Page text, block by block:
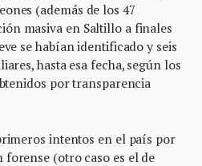
(además de los 47
masiva en Saltillo a finales
se habían identificado y seis
hasta esa fecha, según los
por transparencia
intentos en el país por
(otro caso es el de